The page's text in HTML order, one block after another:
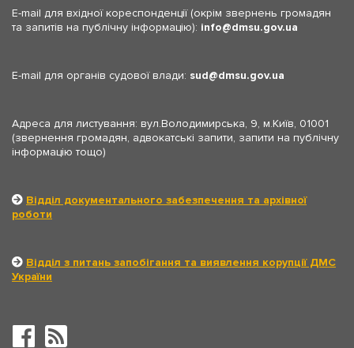
E-mail для вхідної кореспонденції (окрім звернень громадян
та запитів на публічну інформацію): info dmsu.gov.ua
E-mail для органів судової влади: sud dmsu.gov.ua
Адреса для листування: вул.Володимирська, 9, м.Київ, 01001
(звернення громадян, адвокатські запити, запити на публічну
інформацію тощо)
Відділ документального забезпечення та архівної
роботи
Відділ з питань запобігання та виявлення корупції ДМС
України